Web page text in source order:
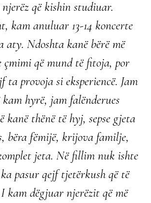
që kishin studiuar.
kam anuluar 13-14 koncerte
aty. Ndoshta kanë bërë më
çmimi që mund të fitoja, por
ta provoja si eksperiencë. Jam
hyrë, jam falënderues
kanë thënë të hyj, sepse gjeta
bëra fëmijë, krijova familje,
jeta. Në fillim nuk ishte
pasur qejf tjetërkush që të
kam dëgjuar njerëzit që më